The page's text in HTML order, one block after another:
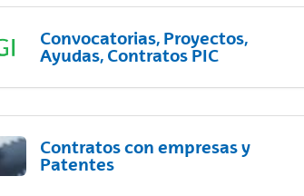
Convocatorias, Proyectos,
Ayudas, Contratos PIC
Contratos con empresas y
Patentes